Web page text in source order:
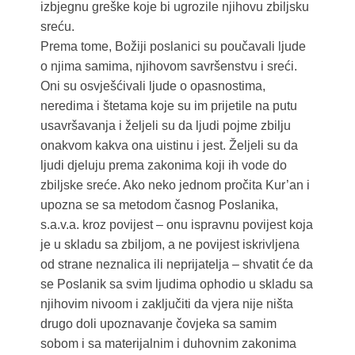
izbjegnu greške koje bi ugrozile njihovu zbiljsku
sreću.
Prema tome, Božiji poslanici su poučavali ljude
o njima samima, njihovom savršenstvu i sreći.
Oni su osvješćivali ljude o opasnostima,
neredima i štetama koje su im prijetile na putu
usavršavanja i željeli su da ljudi pojme zbilju
onakvom kakva ona uistinu i jest. Željeli su da
ljudi djeluju prema zakonima koji ih vode do
zbiljske sreće. Ako neko jednom pročita Kur’an i
upozna se sa metodom časnog Poslanika,
s.a.v.a. kroz povijest – onu ispravnu povijest koja
je u skladu sa zbiljom, a ne povijest iskrivljena
od strane neznalica ili neprijatelja – shvatit će da
se Poslanik sa svim ljudima ophodio u skladu sa
njihovim nivoom i zaključiti da vjera nije ništa
drugo doli upoznavanje čovjeka sa samim
sobom i sa materijalnim i duhovnim zakonima